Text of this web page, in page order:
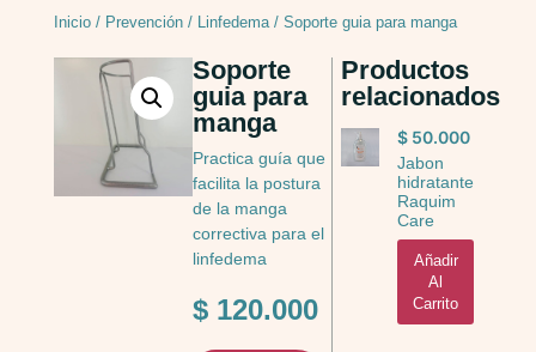
Inicio/ Prevención/ Linfedema/ Soporte guia para manga
Soporte
guia para
manga
Practica guía que
facilita la postura
de la manga
correctiva para el
linfedema
$120.000
Productos
relacionados
$ 50.000
Jabon
hidratante
Raquim
Care
Añadir
Al
Carrito